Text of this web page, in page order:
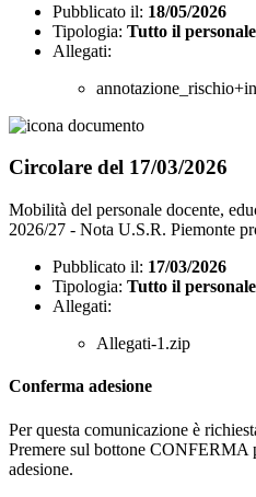
Pubblicato il: 18/05/2026
Tipologia: Tutto il personale
Allegati:
Circolare del 17/03/2026
Mobilità del personale docente,
2026/27 - Nota U.S.R. Piemonte
Pubblicato il: 17/03/2026
Tipologia: Tutto il personale
Allegati:
Allegati-1.zip
Conferma adesione
Per questa comunicazione è
Premere sul bottone CONFERMA
adesione.